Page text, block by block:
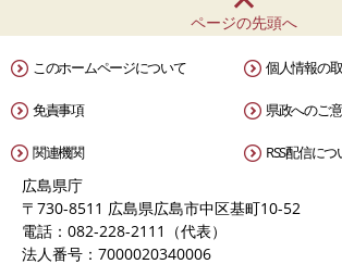
ページの先頭へ
このホームページについて 個人情報の
免責事項 県政へのご
関連機関 RSS配信につ
広島県庁
〒730-8511 広島県広島市中区基町10-52
電話：082-228-2111（代表）
法人番号：7000020340006